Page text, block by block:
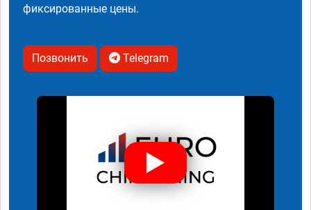
фиксированные цены.
Позвонить Telegram